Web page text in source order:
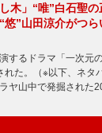
木」“唯”白石聖
悠”山田涼介がつら
するドラマ「一次元
れた。（※以下、ネ
ヤ山中で発掘された